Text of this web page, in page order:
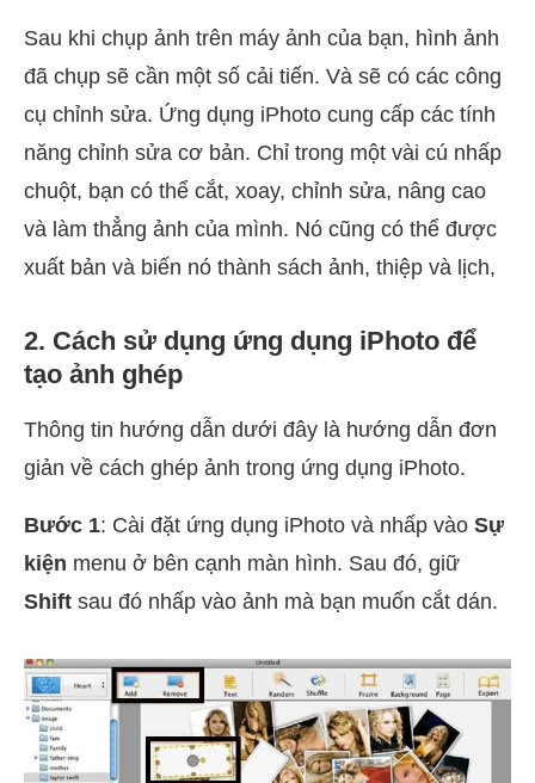
Sau khi chụp ảnh trên máy ảnh của bạn, hình ảnh
đã chụp sẽ cần một số cải tiến. Và sẽ có các công
cụ chỉnh sửa. Ứng dụng iPhoto cung cấp các tính
năng chỉnh sửa cơ bản. Chỉ trong một vài cú nhấp
chuột, bạn có thể cắt, xoay, chỉnh sửa, nâng cao
và làm thẳng ảnh của mình. Nó cũng có thể được
xuất bản và biến nó thành sách ảnh, thiệp và lịch,
2. Cách sử dụng ứng dụng iPhoto để
tạo ảnh ghép
Thông tin hướng dẫn dưới đây là hướng dẫn đơn
giản về cách ghép ảnh trong ứng dụng iPhoto.
Bước 1: Cài đặt ứng dụng iPhoto và nhấp vào Sự
kiện menu ở bên cạnh màn hình. Sau đó, giữ
Shift sau đó nhấp vào ảnh mà bạn muốn cắt dán.